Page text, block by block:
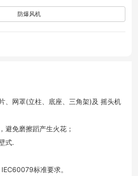
、网罩(立柱、底座、三角架)及 摇头机
避免磨擦蹈产生火花；
式.
标准要求。
防爆风机